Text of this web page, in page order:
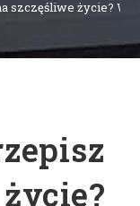
szczęśliwe życie?